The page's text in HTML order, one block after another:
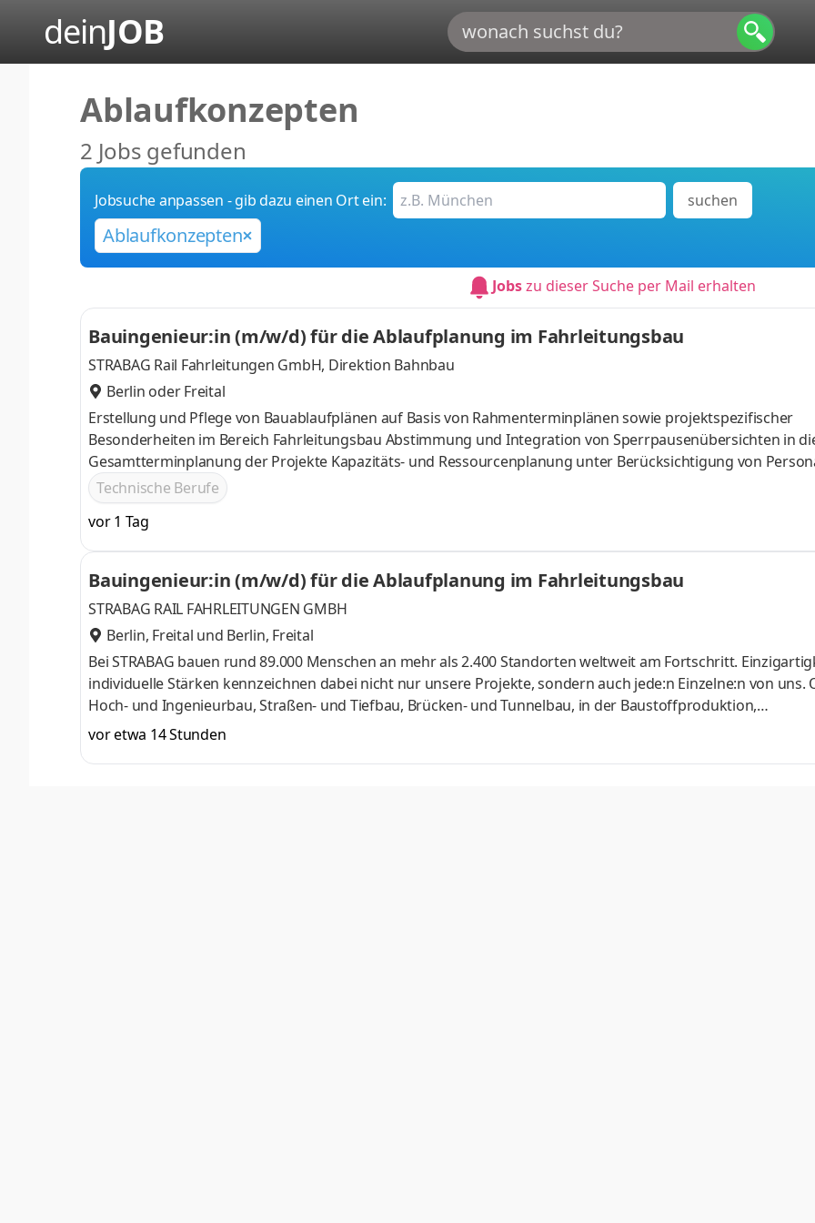
deinJOB
Ablaufkonzepten
2 Jobs gefunden
Jobsuche anpassen - gib dazu einen Ort ein: suchen
Ablaufkonzepten
Jobszu dieser Suche per Mail erhalten
Bauingenieur:in (m/w/d) für die Ablaufplanung im Fahrleitungsbau
STRABAG Rail Fahrleitungen GmbH, Direktion Bahnbau
Berlin oder Freital
Erstellung und Pflege von Bauablaufplänen auf Basis von Rahmenterminplänen sowie projektspezifischer
Besonderheiten im Bereich Fahrleitungsbau Abstimmung und Integration von Sperrpausenübersichten in
Gesamtterminplanung der Projekte Kapazitäts- und Ressourcenplanung unter Berücksichtigung von
Geräten und Gewerken Enge Zusammenarbeit mit Kalkulation, Projektleitung und Bauleitung zur
Projektabläufe Anwendung moderner Planungstools wie TILOS, MS Project und Powerproject
Technische Berufe
vor 1 Tag
Bauingenieur:in (m/w/d) für die Ablaufplanung im Fahrleitungsbau
STRABAG RAIL FAHRLEITUNGEN GMBH
Berlin, Freital und Berlin, Freital
Bei STRABAG bauen rund 89.000 Menschen an mehr als 2.400 Standorten weltweit am Fortschritt.
individuelle Stärken kennzeichnen dabei nicht nur unsere Projekte, sondern auch jede:n Einzelne:n von uns.
Hoch- und Ingenieurbau, Straßen- und Tiefbau, Brücken- und Tunnelbau, in der Baustoffproduktion,
Projektentwicklung oder im Gebäudemanagement – wir denken Bauen weiter, um der innovativste und
dessen, was uns als Unternehmen ausmacht und wie wir arbeiten. Gemeinsam setzen wir Vorhaben
vor etwa 14 Stunden